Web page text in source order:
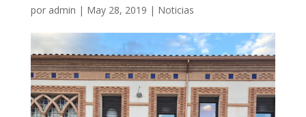
por admin | May 28, 2019 | Noticias